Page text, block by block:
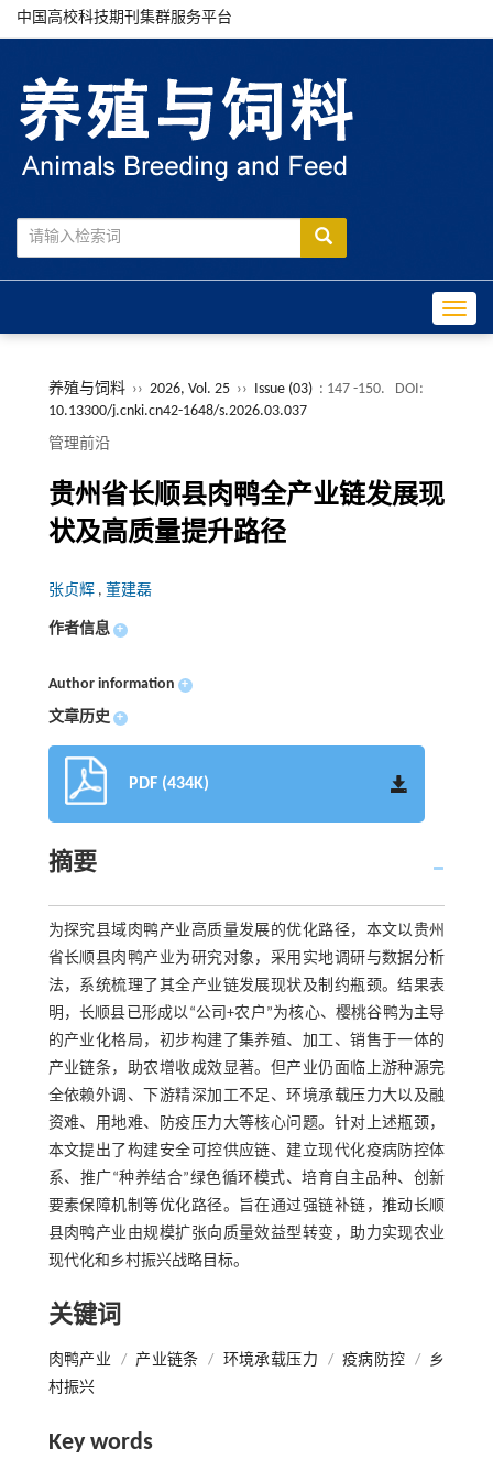
中国高校科技期刊集群服务平台
养殖与饲料 ›› 2026, Vol. 25 ›› Issue (03) : 147 -150.
DOI:
10.13300/j.cnki.cn42-1648/s.2026.03.037
管理前沿
贵州省长顺县肉鸭全产业链发展现
状及高质量提升路径
张贞辉 , 董建磊
作者信息 +
Author information +
文章历史 +
PDF (434K)
摘要
为探究县域肉鸭产业高质量发展的优化路径，本文以贵州
省长顺县肉鸭产业为研究对象，采用实地调研与数据分析
法，系统梳理了其全产业链发展现状及制约瓶颈。结果表
明，长顺县已形成以“公司+农户”为核心、樱桃谷鸭为主导
的产业化格局，初步构建了集养殖、加工、销售于一体的
产业链条，助农增收成效显著。但产业仍面临上游种源完
全依赖外调、下游精深加工不足、环境承载压力大以及融
资难、用地难、防疫压力大等核心问题。针对上述瓶颈，
本文提出了构建安全可控供应链、建立现代化疫病防控体
系、推广“种养结合”绿色循环模式、培育自主品种、创新
要素保障机制等优化路径。旨在通过强链补链，推动长顺
县肉鸭产业由规模扩张向质量效益型转变，助力实现农业
现代化和乡村振兴战略目标。
关键词
肉鸭产业 / 产业链条 / 环境承载压力 / 疫病防控 / 乡
村振兴
Key words